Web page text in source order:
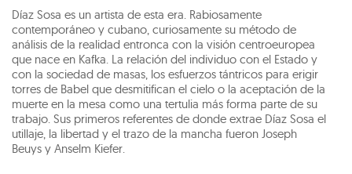
Díaz Sosa es un artista de esta era. Rabiosamente
contemporáneo y cubano, curiosamente su método de
análisis de la realidad entronca con la visión centroeuropea
que nace en Kafka. La relación del individuo con el Estado y
con la sociedad de masas, los esfuerzos tántricos para erigir
torres de Babel que desmitifican el cielo o la aceptación de la
muerte en la mesa como una tertulia más forma parte de su
trabajo. Sus primeros referentes de donde extrae Díaz Sosa el
utillaje, la libertad y el trazo de la mancha fueron Joseph
Beuys y Anselm Kiefer.